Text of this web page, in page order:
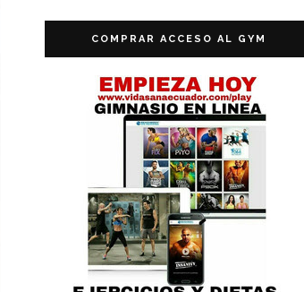
COMPRAR ACCESO AL GYM